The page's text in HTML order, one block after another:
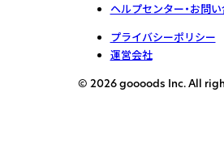
ヘルプセンター・お問
プライバシーポリシー
運営会社
© 2026 goooods Inc. All